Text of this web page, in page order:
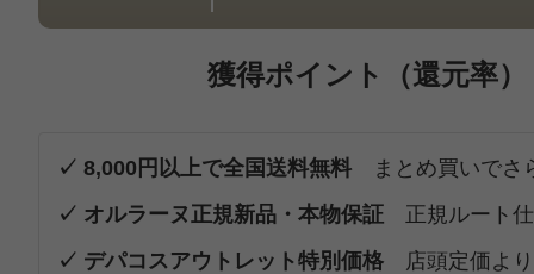
獲得ポイント（還元率）
✓ 8,000円以上で全国送料無料 まとめ買いでさ
✓ オルラーヌ正規新品・本物保証 正規ルート
✓ デパコスアウトレット特別価格 店頭定価よ